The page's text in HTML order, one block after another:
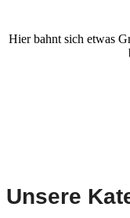
Hier bahnt sich etwas
Unsere